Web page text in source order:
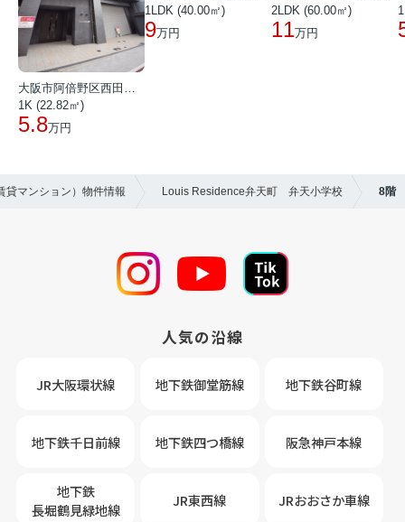
大阪市阿倍野区西田辺町１丁目
1K (22.82㎡)
5.8万円
1LDK (40.00㎡)
9万円
2LDK (60.00㎡)
11万円
貸マンション）物件情報 Louis Residence弁天町 弁天小学校 8階
人気の沿線
JR大阪環状線 地下鉄御堂筋線 地下鉄谷町線
地下鉄千日前線 地下鉄四つ橋線 阪急神戸本線
地下鉄
長堀鶴見緑地線
JR東西線 JRおおさか車線